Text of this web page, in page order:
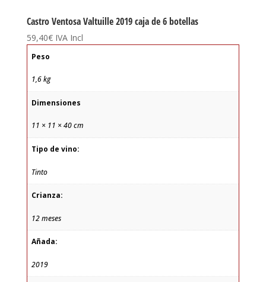
Castro Ventosa Valtuille 2019 caja de 6 botellas
59,40€ IVA Incl
Peso
1,6 kg
Dimensiones
11 × 11 × 40 cm
Tipo de vino:
Tinto
Crianza:
12 meses
Añada:
2019